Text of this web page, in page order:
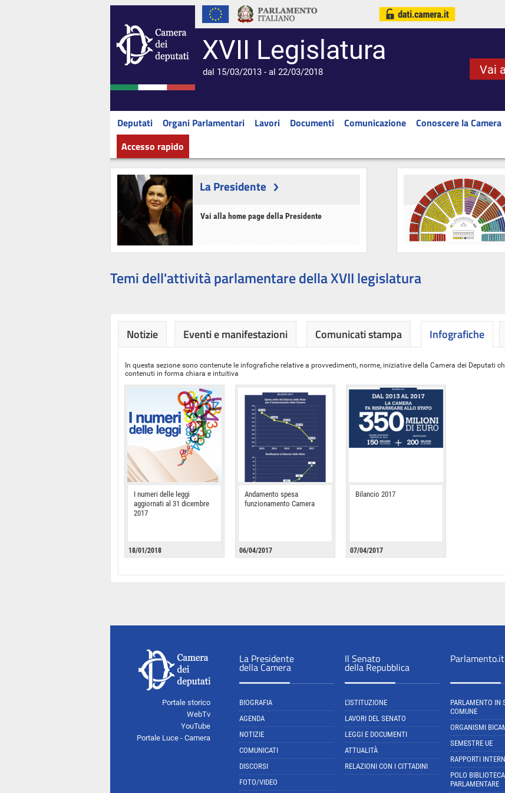
XVII Legislatura
dal 15/03/2013 - al 22/03/2018 Vai
Deputati Organi Parlamentari Lavori Documenti Comunicazione Conoscere la Camera
Accesso rapido
La Presidente
Vai alla home page della Presidente
Temi dell'attività parlamentare della XVII legislatura
Notizie Eventi e manifestazioni Comunicati stampa Infografiche
In questa sezione sono contenute le infografiche relative a provvedimenti, norme, iniziative della Camera dei Deputati
contenuti in forma chiara e intuitiva
I numeri delle leggi
aggiornati al 31 dicembre
2017
18/01/2018
Andamento spesa
funzionamento Camera
06/04/2017
Bilancio 2017
07/04/2017
Portale storico
WebTv
YouTube
Portale Luce - Camera
La Presidente
della Camera
BIOGRAFIA
AGENDA
NOTIZIE
COMUNICATI
DISCORSI
FOTO/VIDEO
Il Senato
della Repubblica
L'ISTITUZIONE
LAVORI DEL SENATO
LEGGI E DOCUMENTI
ATTUALITÀ
RELAZIONI CON I CITTADINI
Parlamento.it
PARLAMENTO IN
COMUNE
ORGANISMI
SEMESTRE UE
RAPPORTI
POLO
PARLAMENTARE